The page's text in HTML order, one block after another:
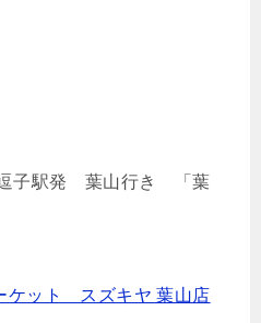
子駅発 葉山行き 「葉
ケット スズキヤ 葉山店